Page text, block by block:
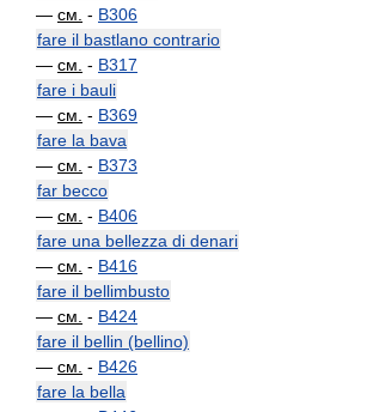
— см. - B306
fare il bastlano contrario
— см. - B317
fare i bauli
— см. - B369
fare la bava
— см. - B373
far becco
— см. - B406
fare una bellezza di denari
— см. - B416
fare il bellimbusto
— см. - B424
fare il bellin (bellino)
— см. - B426
fare la bella